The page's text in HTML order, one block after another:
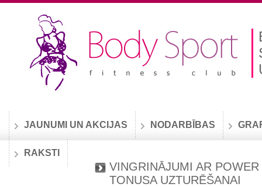
JAUNUMI UN AKCIJAS NODARBĪBAS
RAKSTI
VINGRINĀJUMI AR
TONUSA UZTURĒŠANAI